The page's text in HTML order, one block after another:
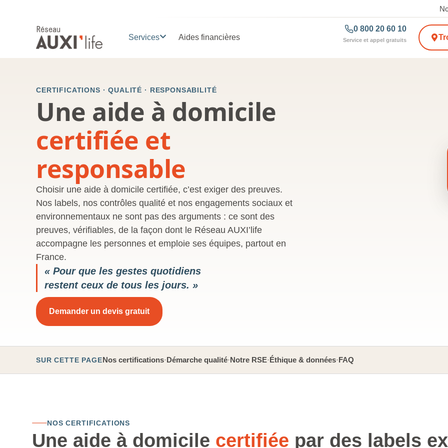
Services Aides financières
0 800 20 60 10
Service et appel gratuits
CERTIFICATIONS · QUALITÉ · RESPONSABILITÉ
Une aide à domicile
certifiée et
responsable
Choisir une aide à domicile certifiée, c’est exiger des preuves.
Nos labels, nos contrôles qualité et nos engagements sociaux et
environnementaux ne sont pas des arguments : ce sont des
preuves, vérifiables, de la façon dont le Réseau AUXI’life
accompagne les personnes et emploie ses équipes, partout en
France.
« Pour que les gestes quotidiens
restent ceux de tous les jours. »
Demander un devis gratuit
SUR CETTE PAGENos certifications·Démarche qualité·Notre RSE·Éthique & données·FAQ
NOS CERTIFICATIONS
Une aide à domicile certifiée par des labels